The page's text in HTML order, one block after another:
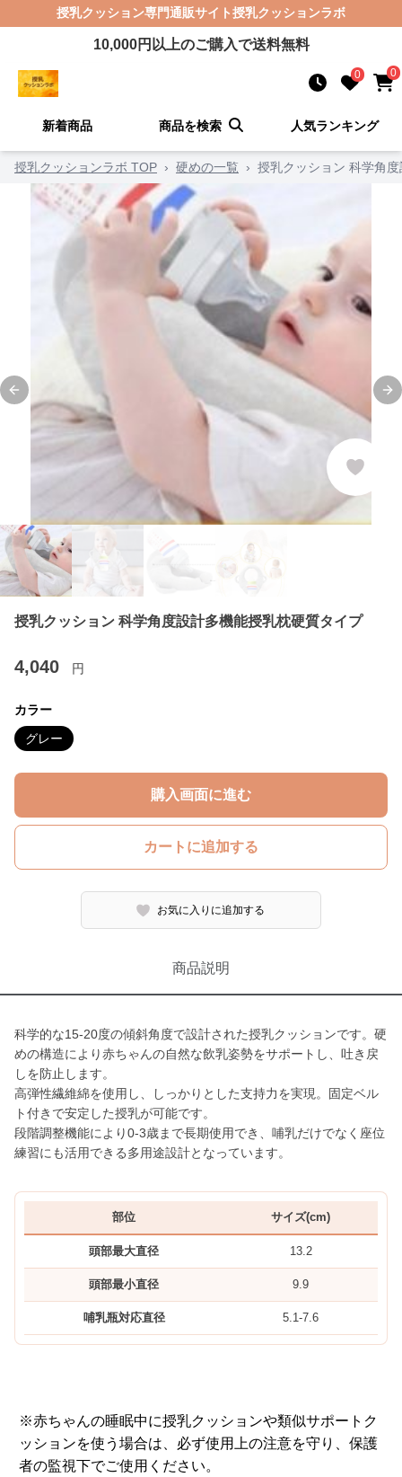
授乳クッション専門通販サイト授乳クッションラボ
10,000円以上のご購入で送料無料
0 0
新着商品 商品を検索 人気ランキング
授乳クッションラボ TOP › 硬めの一覧 › 授乳クッション 科学角
Previous slide
授乳クッション 科学角度設計多機能授乳枕硬質タイプ
4,040 円
カラー
グレー
購入画面に進む
カートに追加する
お気に入りに追加する
商品説明
科学的な15-20度の傾斜角度で設計された授乳クッションです。硬
めの構造により赤ちゃんの自然な飲乳姿勢をサポートし、吐き戻
しを防止します。
高弾性繊維綿を使用し、しっかりとした支持力を実現。固定ベル
ト付きで安定した授乳が可能です。
段階調整機能により0-3歳まで長期使用でき、哺乳だけでなく座位
練習にも活用できる多用途設計となっています。
部位 サイズ(cm)
頭部最大直径 13.2
頭部最小直径 9.9
哺乳瓶対応直径 5.1-7.6
※赤ちゃんの睡眠中に授乳クッションや類似サポートク
ッションを使う場合は、必ず使用上の注意を守り、保護
者の監視下でご使用ください。